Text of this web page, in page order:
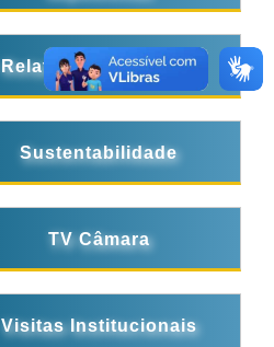
Relatórios de Gestão
Sustentabilidade
TV Câmara
Visitas Institucionais